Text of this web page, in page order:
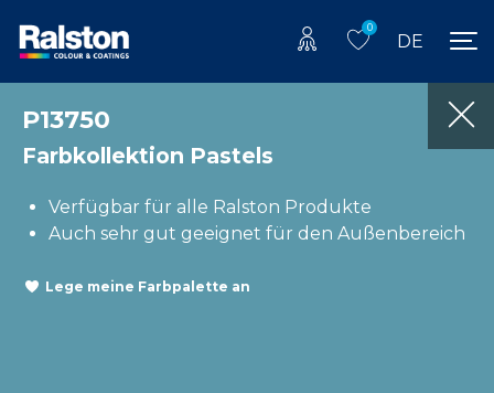
0
DE
P13750
Farbkollektion Pastels
Verfügbar für alle Ralston Produkte
Auch sehr gut geeignet für den Außenbereich
Lege meine Farbpalette an